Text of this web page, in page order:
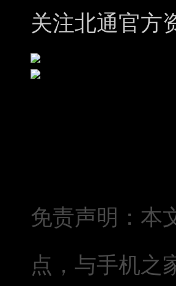
关注北通官方
免责声明：本
点，与手机之